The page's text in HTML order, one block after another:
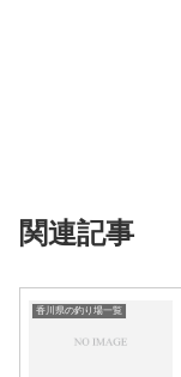
関連記事
香川県の釣り場一覧